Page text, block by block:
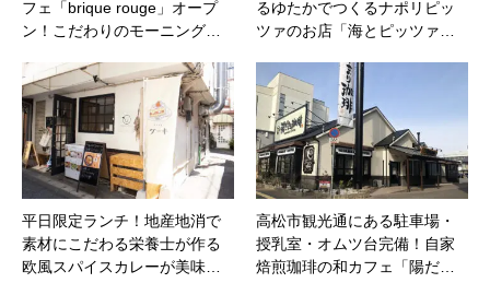
フェ「brique rouge」オープ
ン！こだわりのモーニング…
るゆたかでつくるナポリピッ
ツァのお店「海とピッツァ…
平日限定ランチ！地産地消で
素材にこだわる栄養士が作る
欧風スパイスカレーが美味…
高松市観光通にある駐車場・
授乳室・オムツ台完備！自家
焙煎珈琲の和カフェ「陽だ…